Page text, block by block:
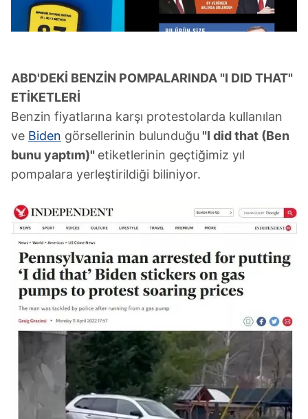
ABD'DEKİ BENZİN POMPALARINDA "I DID THAT"
ETİKETLERİ
Benzin fiyatlarına karşı protestolarda kullanılan
ve Biden görsellerinin bulunduğu "I did that (Ben
bunu yaptım)" etiketlerinin geçtiğimiz yıl
pompalara yerleştirildiği biliniyor.